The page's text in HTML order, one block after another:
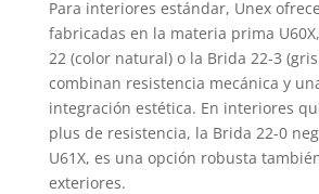
Para interiores estándar, Unex
fabricadas en la materia prima
22 (color natural) o la Brida 22-3 (gris
combinan resistencia mecánica y
integración estética. En interiores
plus de resistencia, la Brida 22-0
U61X, es una opción robusta
exteriores.